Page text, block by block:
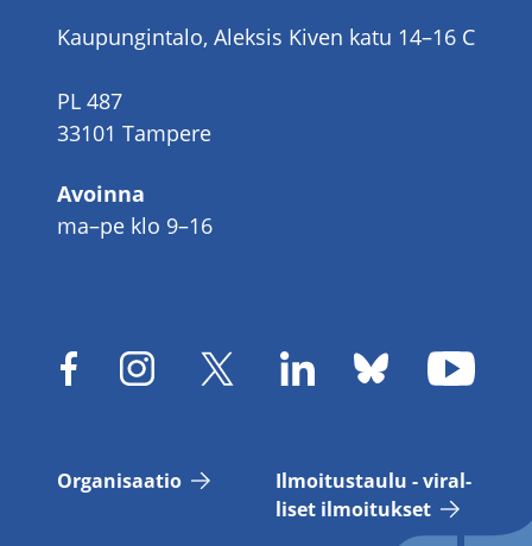
Kaupungintalo, Aleksis Kiven katu 14–16 C
PL 487
33101 Tampere
Avoinna
ma–pe klo 9–16
Or­ga­ni­saa­tio
Il­moi­tus­tau­lu - vi­ral­
li­set il­moi­tuk­set